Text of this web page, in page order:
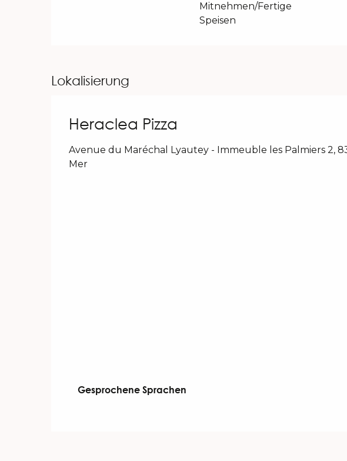
Mitnehmen/Fertige
Speisen
Lokalisierung
Heraclea Pizza
Avenue du Maréchal Lyautey - Immeuble les Palmiers 2,
Mer
Gesprochene Sprachen
Gesprochene Sprachen